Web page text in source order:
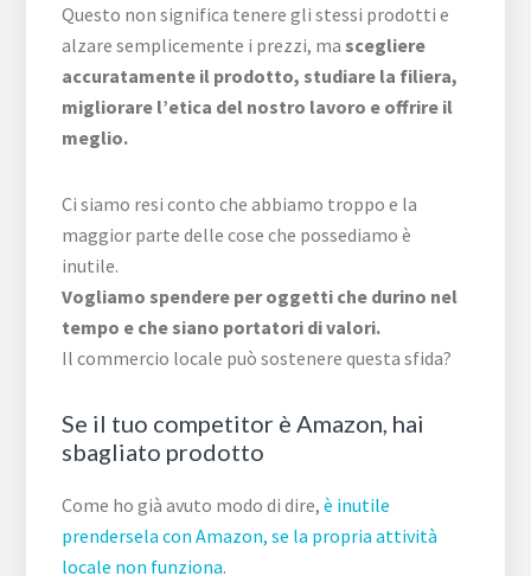
Questo non significa tenere gli stessi prodotti e
alzare semplicemente i prezzi, ma scegliere
accuratamente il prodotto, studiare la filiera,
migliorare l’etica del nostro lavoro e offrire il
meglio.
Ci siamo resi conto che abbiamo troppo e la
maggior parte delle cose che possediamo è
inutile.
Vogliamo spendere per oggetti che durino nel
tempo e che siano portatori di valori.
Il commercio locale può sostenere questa sfida?
Se il tuo competitor è Amazon, hai
sbagliato prodotto
Come ho già avuto modo di dire,è inutile
prendersela con Amazon, se la propria attività
locale non funziona.